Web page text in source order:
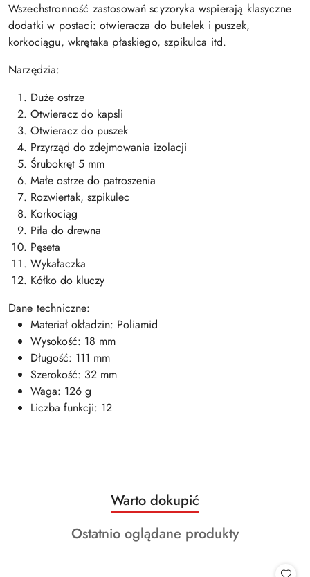
Wszechstronność zastosowań scyzoryka wspierają klasyczne
dodatki w postaci: otwieracza do butelek i puszek,
korkociągu, wkrętaka płaskiego, szpikulca itd.
Narzędzia:
Duże ostrze
Otwieracz do kapsli
Otwieracz do puszek
Przyrząd do zdejmowania izolacji
Śrubokręt 5 mm
Małe ostrze do patroszenia
Rozwiertak, szpikulec
Korkociąg
Piła do drewna
Pęseta
Wykałaczka
Kółko do kluczy
Dane techniczne:
Materiał okładzin: Poliamid
Wysokość: 18 mm
Długość: 111 mm
Szerokość: 32 mm
Waga: 126 g
Liczba funkcji: 12
Pomiń karuzelę produktów
Produkty
o
statusie:
Warto dokupić
Produkty
Ostatnio oglądane produkty